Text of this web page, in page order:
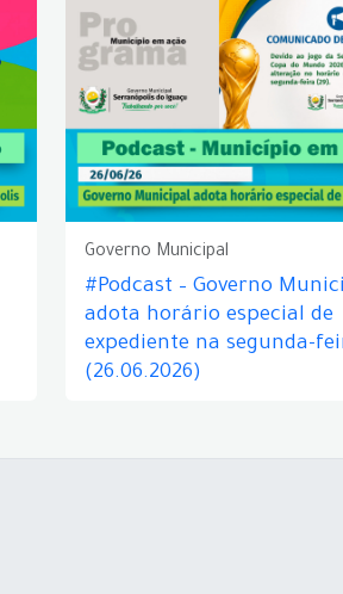
Governo Municipal
#Podcast – Governo
adota horário especial de
expediente na segunda-
(26.06.2026)